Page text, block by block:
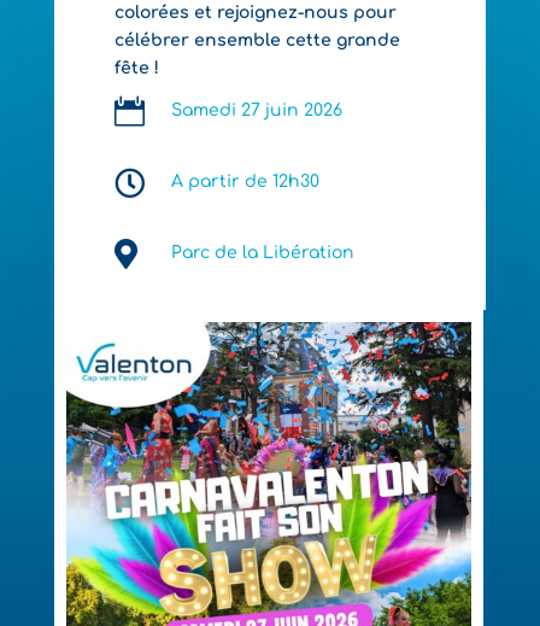
colorées et rejoignez-nous pour
célébrer ensemble cette grande
fête !
 Samedi 27 juin 2026
 A partir de 12h30
 Parc de la Libération